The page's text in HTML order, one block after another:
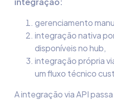
gerenciamento
integração nativa
disponíveis no hub,
integração própria
um fluxo técnico
A integração via API